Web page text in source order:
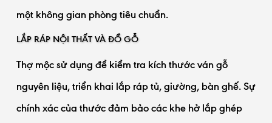
một không gian phòng tiêu chuẩn.
LẮP RÁP NỘI THẤT VÀ ĐỒ GỖ
Thợ mộc sử dụng để kiểm tra kích thước ván gỗ
nguyên liệu, triển khai lắp ráp tủ, giường, bàn ghế. Sự
chính xác của thước đảm bảo các khe hở lắp ghép